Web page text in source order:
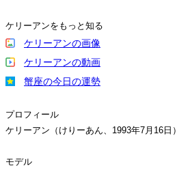
ケリーアンをもっと知る
ケリーアンの画像
ケリーアンの動画
蟹座の今日の運勢
プロフィール
ケリーアン（けりーあん、1993年7月16日）
モデル